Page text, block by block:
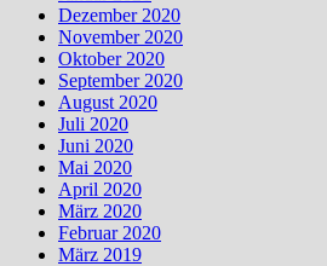
Dezember 2020
November 2020
Oktober 2020
September 2020
August 2020
Juli 2020
Juni 2020
Mai 2020
April 2020
März 2020
Februar 2020
März 2019